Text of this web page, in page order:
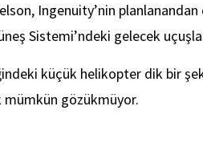
Ingenuity’nin planlanandan
Sistemi’ndeki gelecek
küçük helikopter dik bir
mümkün gözükmüyor.